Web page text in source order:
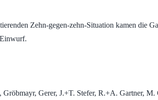
Zehn-gegen-zehn-Situation kamen die
Gröbmayr, Gerer, J.+T. Stefer, R.+A. Gartner,